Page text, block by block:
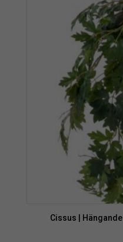
Cissus |